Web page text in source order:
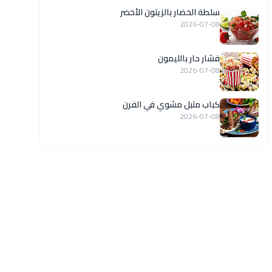
سلطة الخضار بالزيتون الأخضر
2026-07-08
فشار حار بالليمون
2026-07-08
كباب متبل مشوي في الفرن
2026-07-08